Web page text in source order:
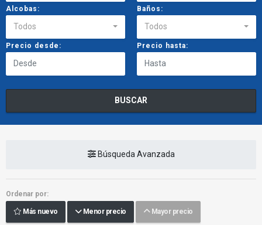
Alcobas:
Todos
Baños:
Todos
Precio desde: Precio hasta:
BUSCAR
Búsqueda Avanzada
Ordenar por:
Más nuevo Menor precio Mayor precio